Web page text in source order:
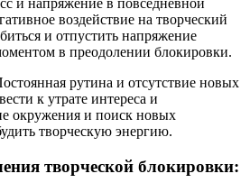
и напряжение в повседневной
воздействие на творческий
и отпустить напряжение
в преодолении блокировки.
рутина и отсутствие новых
к утрате интереса и
окружения и поиск новых
творческую энергию.
творческой блокировки: